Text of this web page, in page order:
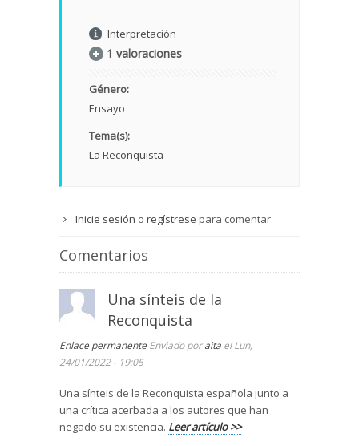
Interpretación
1 valoraciones
Género:
Ensayo
Tema(s):
La Reconquista
Inicie sesión o regístrese para comentar
Comentarios
Una sínteis de la
Reconquista
Enlace permanente Enviado poraita el Lun,
24/01/2022 - 19:05
Una sínteis de la Reconquista española junto a
una crítica acerbada a los autores que han
negado su existencia. Leer artículo >>